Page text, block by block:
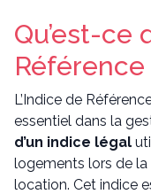
Qu’est-ce
Référence
L’Indice de
essentiel dans la
d’un indice légal
logements lors de
location. Cet indice